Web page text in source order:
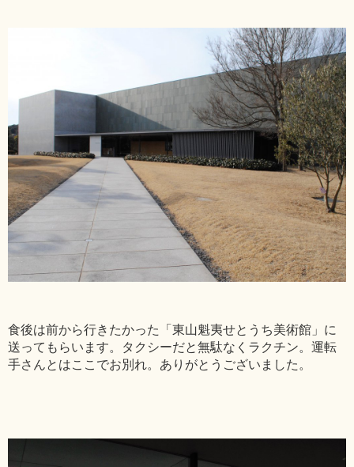
食後は前から行きたかった「東山魁夷せとうち美術館」に
送ってもらいます。タクシーだと無駄なくラクチン。運転
手さんとはここでお別れ。ありがとうございました。